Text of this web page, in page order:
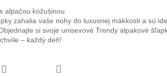
alpačou kožušinou
zahalia vaše nohy do luxusnej mäkkosti a sú
si svoje unisexové Trendy alpakové
– každý deň!